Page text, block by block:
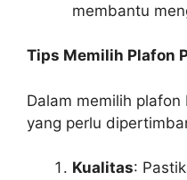
membantu
Tips Memilih Plafon
Dalam memilih
yang perlu
Kualitas: